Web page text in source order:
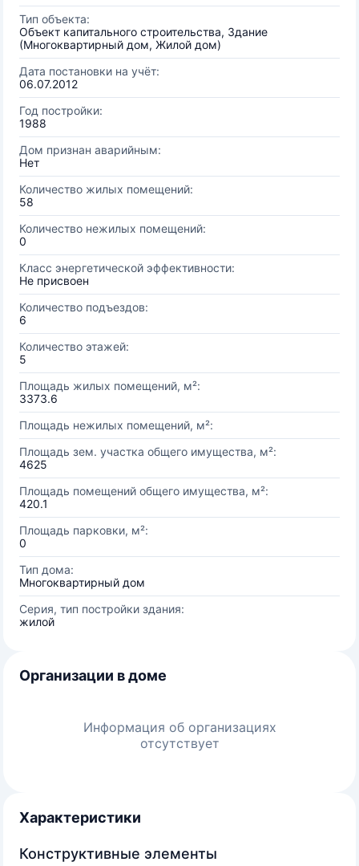
Тип объекта:
Объект капитального строительства, Здание
(Многоквартирный дом, Жилой дом)
Дата постановки на учёт:
06.07.2012
Год постройки:
1988
Дом признан аварийным:
Нет
Количество жилых помещений:
58
Количество нежилых помещений:
0
Класс энергетической эффективности:
Не присвоен
Количество подъездов:
6
Количество этажей:
5
Площадь жилых помещений, м²:
3373.6
Площадь нежилых помещений, м²:
Площадь зем. участка общего имущества, м²:
4625
Площадь помещений общего имущества, м²:
420.1
Площадь парковки, м²:
0
Тип дома:
Многоквартирный дом
Серия, тип постройки здания:
жилой
Организации в доме
Информация об организациях
отсутствует
Характеристики
Конструктивные элементы